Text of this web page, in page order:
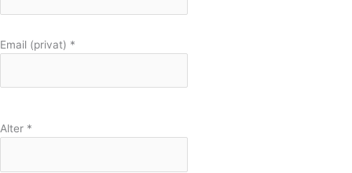
Email (privat) *
Alter *